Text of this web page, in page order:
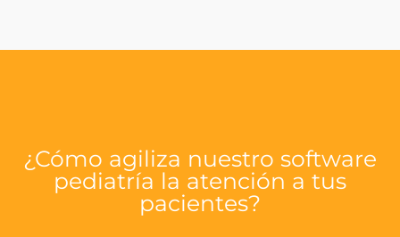
¿Cómo agiliza nuestro software
pediatría la atención a tus
pacientes?